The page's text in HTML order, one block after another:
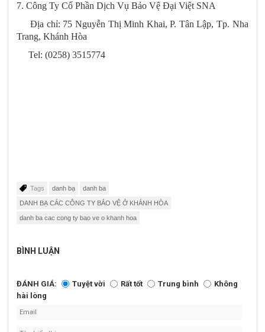
7. Công Ty Cổ Phần Dịch Vụ Bảo Vệ Đại Việt SNA
Địa chỉ: 75 Nguyễn Thị Minh Khai, P. Tân Lập, Tp. Nha
Trang, Khánh Hòa
Tel: (0258) 3515774
Tags danh bạ danh ba
DANH BẠ CÁC CÔNG TY BẢO VỆ Ở KHÁNH HÒA
danh ba cac cong ty bao ve o khanh hoa
BÌNH LUẬN
ĐÁNH GIÁ: Tuyệt vời Rất tốt Trung bình
Không
hài lòng